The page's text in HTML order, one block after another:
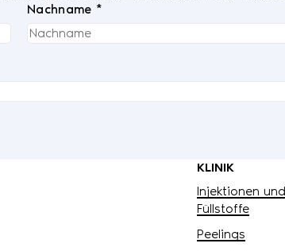
Nachname *
KLINIK
Injektionen und
Füllstoffe
Peelings